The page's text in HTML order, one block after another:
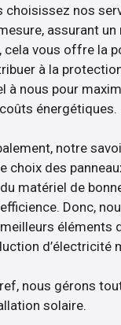
choisissez nos
assurant
cela vous offre la
à la
à nous pour
énergétiques.
notre
choix des
matériel de
Donc,
éléments
d’électricité
nous gérons
solaire.